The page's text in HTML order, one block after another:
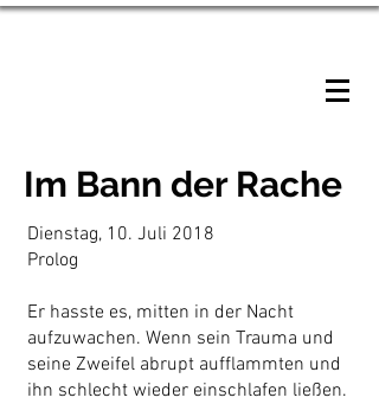
Im Bann der Rache
Dienstag, 10. Juli 2018
Prolog
Er hasste es, mitten in der Nacht
aufzuwachen. Wenn sein Trauma und
seine Zweifel abrupt aufflammten und
ihn schlecht wieder einschlafen ließen.